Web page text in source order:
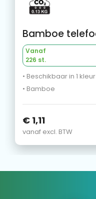
Vanaf
226 st.
• Beschikbaar in 1 kleur
• Bamboe
€ 1,11
vanaf excl. BTW